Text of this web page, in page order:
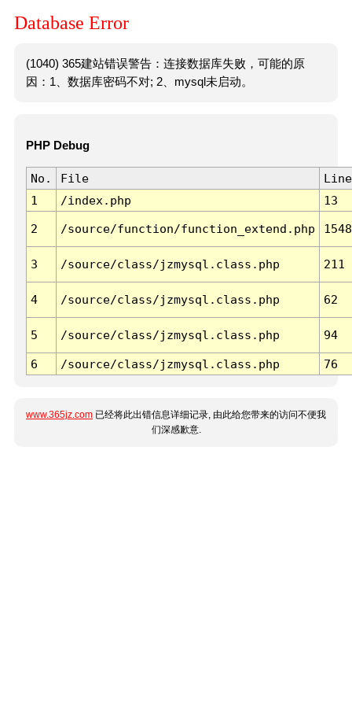
Database Error
(1040) 365建站错误警告：连接数据库失败，可能的原
因：1、数据库密码不对; 2、mysql未启动。
PHP Debug
No. File
Line
1
/index.php 13
2 /source/function/function_extend.php 1548
3 /source/class/jzmysql.class.php 211
4 /source/class/jzmysql.class.php 62
5 /source/class/jzmysql.class.php 94
6 /source/class/jzmysql.class.php 76
www.365jz.com 已经将此出错信息详细记录, 由此给您带来的访问不便我
们深感歉意.